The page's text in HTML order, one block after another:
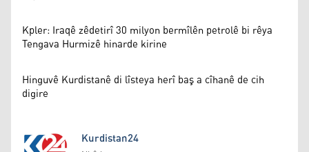
Kpler: Iraqê zêdetirî 30 milyon bermîlên petrolê bi rêya
Tengava Hurmizê hinarde kirine
Hinguvê Kurdistanê di lîsteya herî baş a cîhanê de cih
digire
Kurdistan24